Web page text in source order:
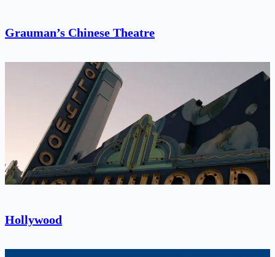
Grauman’s Chinese Theatre
Hollywood